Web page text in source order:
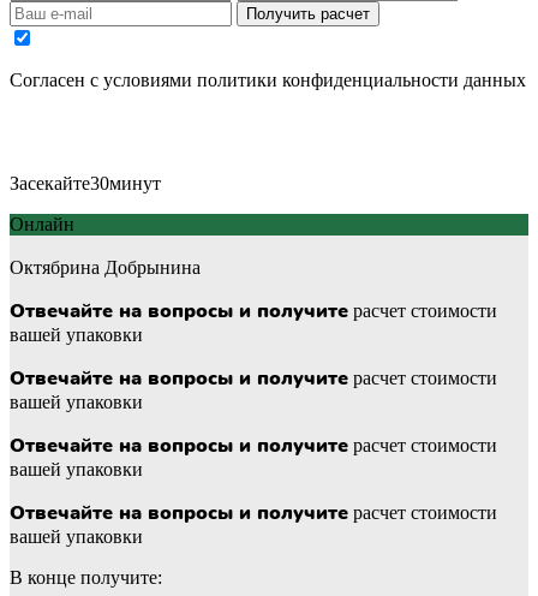
Получить расчет
Cогласен с условиями политики конфиденциальности данных
Засекайте30минут
Онлайн
Октябрина Добрынина
Отвечайте на вопросы и получите расчет стоимости
вашей упаковки
Отвечайте на вопросы и получите расчет стоимости
вашей упаковки
Отвечайте на вопросы и получите расчет стоимости
вашей упаковки
Отвечайте на вопросы и получите расчет стоимости
вашей упаковки
В конце получите: